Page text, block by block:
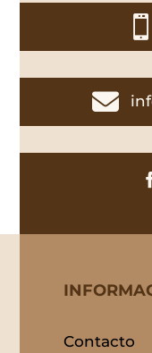


Contacto